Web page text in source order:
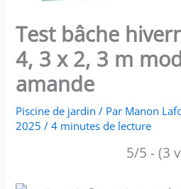
Test bâche
4, 3 x 2, 3 m
amande
Piscine de jardin / Par Manon
2025/4 minutes de lecture
5/5 - (3